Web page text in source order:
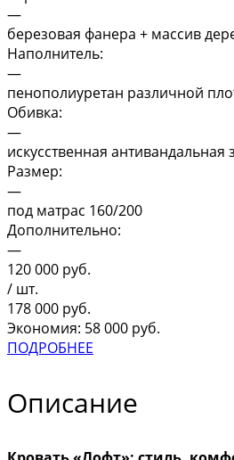
—
березовая фанера + массив
Наполнитель:
—
пенополиуретан различной
Обивка:
—
искусственная антивандальная
Размер:
—
под матрас 160/200
Дополнительно:
—
120 000 руб.
/ шт.
178 000 руб.
Экономия: 58 000 руб.
ПОДРОБНЕЕ
Описание